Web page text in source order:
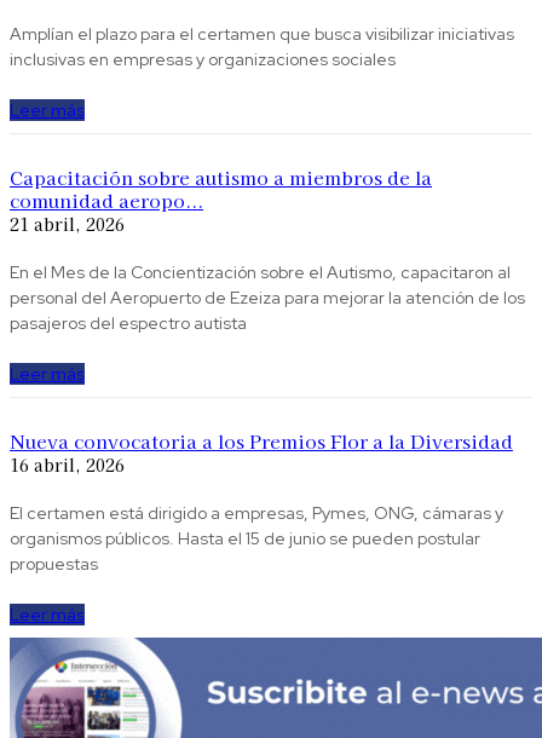
Amplían el plazo para el certamen que busca visibilizar iniciativas
inclusivas en empresas y organizaciones sociales
Leer más
Capacitación sobre autismo a miembros de la
comunidad aeropo...
21 abril, 2026
En el Mes de la Concientización sobre el Autismo, capacitaron al
personal del Aeropuerto de Ezeiza para mejorar la atención de los
pasajeros del espectro autista
Leer más
Nueva convocatoria a los Premios Flor a la Diversidad
16 abril, 2026
El certamen está dirigido a empresas, Pymes, ONG, cámaras y
organismos públicos. Hasta el 15 de junio se pueden postular
propuestas
Leer más